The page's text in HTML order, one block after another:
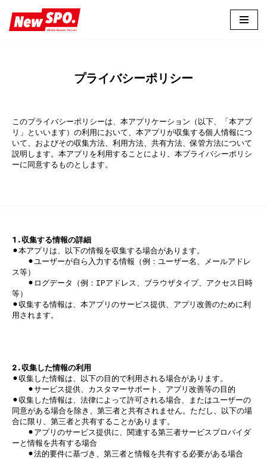
コ
ス
キ
ッ
プ
プライバシーポリシー
このプライバシーポリシーは、本アプリケーション（以下、「本アプ
リ」といいます）の利用において、本アプリが収集する個人情報につ
いて、およびその収集方法、利用方法、共有方法、保管方法について
説明します。本アプリを利用することにより、本プライバシーポリシ
ーに同意するものとします。
1.収集する情報の詳細
⚫︎本アプリは、以下の情報を収集する場合があります。
⚫︎ユーザーが自ら入力する情報（例：ユーザー名、メールアドレ
ス等）
⚫︎ログデータ（例：IPアドレス、ブラウザタイプ、アクセス日時
等）
⚫︎収集する情報は、本アプリのサービス提供、アプリ改善のために利
用されます。
2.収集した情報の利用
⚫︎収集した情報は、以下の目的で利用される場合があります。
⚫︎サービス提供、カスタマーサポート、アプリ改善等の目的
⚫︎収集した情報は、法律によって許可される場合、またはユーザーの
同意がある場合を除き、第三者と共有されません。ただし、以下の場
合に限り、第三者と共有することがあります。
⚫︎アプリのサービス提供に、関連する第三者サービスプロバイダ
ーと情報を共有する場合
⚫︎法的要件に基づき、第三者と情報を共有する必要がある場合